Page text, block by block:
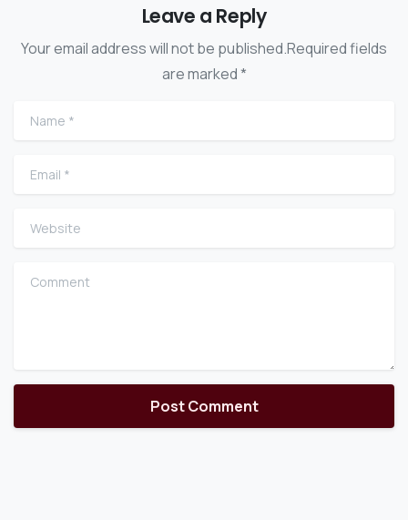
Leave a Reply
Your email address will not be published.Required fields
are marked *
Name
Email
Website
Comment